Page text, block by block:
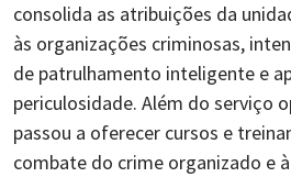
consolida as atribuições da
às organizações criminosas,
de patrulhamento inteligente e
periculosidade. Além do serviço
passou a oferecer cursos e
combate do crime organizado e